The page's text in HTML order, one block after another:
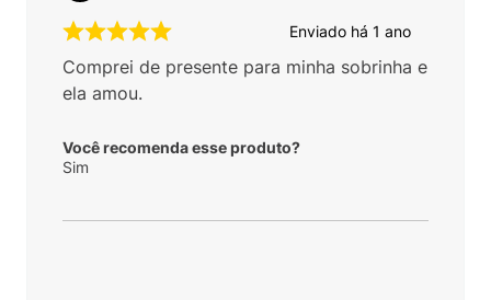
Enviado há 1 ano
Comprei de presente para minha sobrinha e
ela amou.
Você recomenda esse produto?
Sim